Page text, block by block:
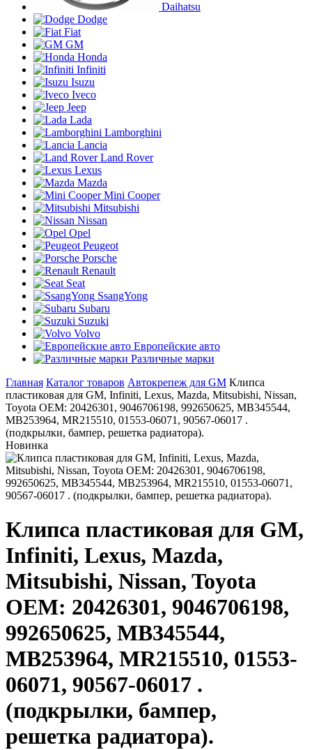
Daihatsu
Dodge
Fiat
GM
Honda
Infiniti
Isuzu
Iveco
Jeep
Lada
Lamborghini
Lancia
Land Rover
Lexus
Mazda
Mini Cooper
Mitsubishi
Nissan
Opel
Peugeot
Porsche
Renault
Seat
SsangYong
Subaru
Suzuki
Volvo
Европейские авто
Различные марки
Главная Каталог товаров Автокрепеж для GM Клипса
пластиковая для GM, Infiniti, Lexus, Mazda, Mitsubishi, Nissan,
Toyota ОЕМ: 20426301, 9046706198, 992650625, MB345544,
MB253964, MR215510, 01553-06071, 90567-06017 .
(подкрылки, бампер, решетка радиатора).
Новинка
Клипса пластиковая для GM,
Infiniti, Lexus, Mazda,
Mitsubishi, Nissan, Toyota
ОЕМ: 20426301, 9046706198,
992650625, MB345544,
MB253964, MR215510, 01553-
06071, 90567-06017 .
(подкрылки, бампер,
решетка радиатора).